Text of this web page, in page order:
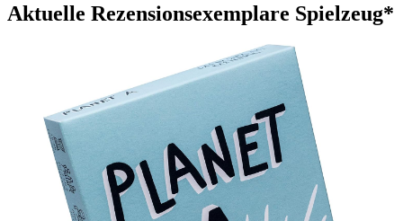
Aktuelle Rezensionsexemplare Spielzeug*